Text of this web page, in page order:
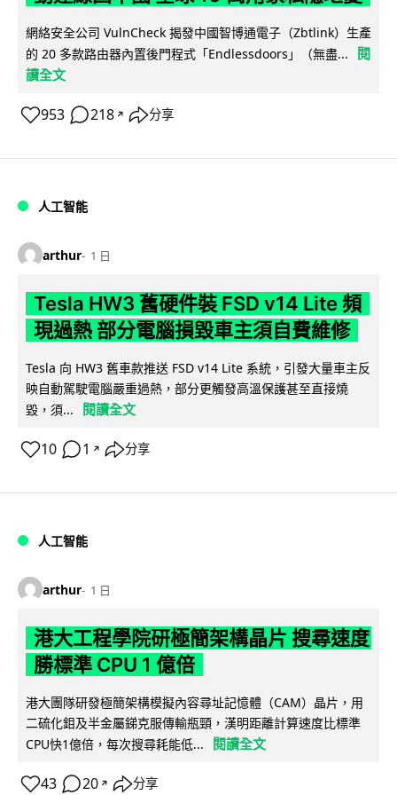
網絡安全公司 VulnCheck 揭發中國智博通電子（Zbtlink）生產
的 20 多款路由器內置後門程式「Endlessdoors」（無盡...
閱
讀全文
953 218 ↗ 分享
人工智能
arthur 1 日
Tesla HW3 舊硬件裝 FSD v14 Lite 頻
現過熱 部分電腦損毀車主須自費維修
Tesla 向 HW3 舊車款推送 FSD v14 Lite 系統，引發大量車主反
映自動駕駛電腦嚴重過熱，部分更觸發高溫保護甚至直接燒
毀，須...
閱讀全文
10 1 ↗ 分享
人工智能
arthur 1 日
港大工程學院研極簡架構晶片 搜尋速度
勝標準 CPU 1 億倍
港大團隊研發極簡架構模擬內容尋址記憶體（CAM）晶片，用
二硫化鉬及半金屬銻克服傳輸瓶頸，漢明距離計算速度比標準
CPU快1億倍，每次搜尋耗能低...
閱讀全文
43 20 ↗ 分享